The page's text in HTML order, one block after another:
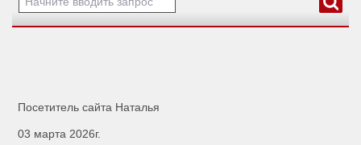
Посетитель сайта Наталья
03 марта 2026г.